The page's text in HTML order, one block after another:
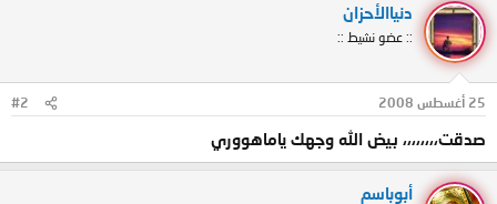
دنياالأحزان
:: عضو نشيط ::
25 أغسطس 2008 #2
صدقت،،،،،،،، بيض الله وجهك ياماهووري
أبوباسم